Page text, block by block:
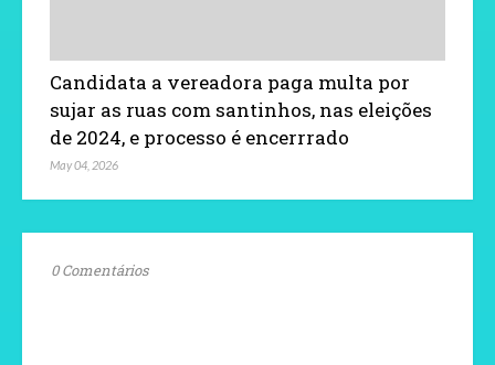
Candidata a vereadora paga multa por
sujar as ruas com santinhos, nas eleições
de 2024, e processo é encerrrado
May 04, 2026
0 Comentários